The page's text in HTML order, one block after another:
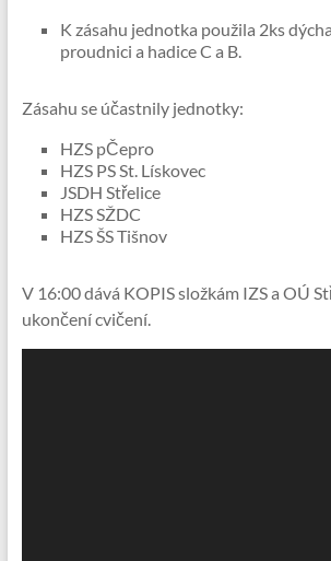
K zásahu jednotka použila 2ks
proudnici a hadice C a B.
Zásahu se účastnily jednotky:
HZS pČepro
HZS PS St. Lískovec
JSDH Střelice
HZS SŽDC
HZS ŠS Tišnov
V 16:00 dává KOPIS složkám IZS a OÚ
ukončení cvičení.